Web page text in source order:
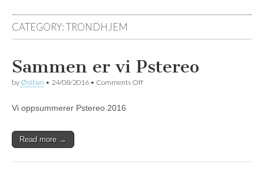
CATEGORY:TRONDHJEM
Sammen er vi Pstereo
by Østbyn • 24/08/2016 • Comments Offon
Vi oppsummerer Pstereo 2016
Read more →